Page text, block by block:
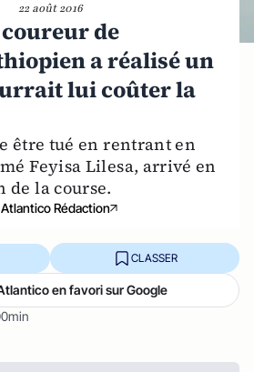
22 août 2016
coureur de
a réalisé un
lui coûter la
être tué en rentrant en
Feyisa Lilesa, arrivé en
de la course.
Atlantico Rédaction
CLASSER
en favori sur Google